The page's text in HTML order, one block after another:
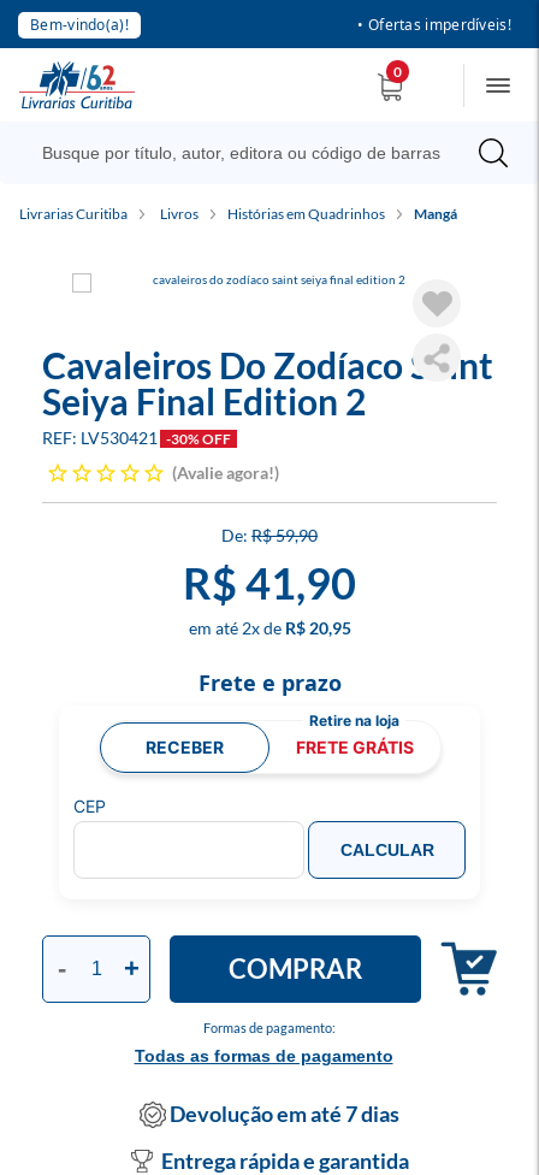
Bem-vindo(a)! • Ofertas imperdíveis!
0
Livrarias Curitiba Livros Histórias em Quadrinhos Mangá
Cavaleiros Do Zodíaco Saint
Seiya Final Edition 2
LV530421 -30% OFF
Avalie agora!
R$ 59,90
R$ 41,90
2x R$ 20,95
Formas de pagamento:
Todas as formas de pagamento
- + COMPRAR
Frete e prazo
RECEBER FRETE GRÁTIS
CEP
CALCULAR
Devolução em até 7 dias
Entrega rápida e garantida